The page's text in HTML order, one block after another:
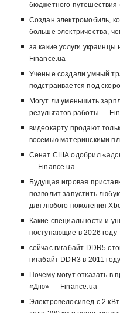
бюджетного
Создан электромобиль,
больше электричества,
за какие услуги
Finance.ua
Ученые создали умный
подстраивается под
Могут ли уменьшить
результатов работы —
видеокарту продают
восемью материнскими
Сенат США одобрил
— Finance.ua
Будущая игровая
позволит запустить
для любого поколения
Какие специальности и
поступающие в 2026
сейчас гигабайт DDR5
гигабайт DDR3 в 2011 году
Почему могут отказать в
«Дію» — Finance.ua
Электровелосипед с 2